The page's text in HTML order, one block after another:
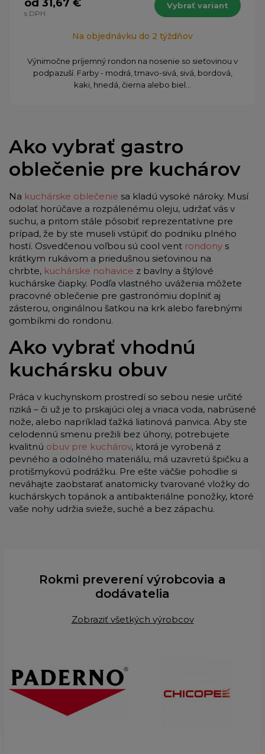
od 31,67 €
s DPH
Vybrať variant
Na objednávku do 2 týždňov
Výnimočne príjemný rondon na nosenie so sieťovinou v
podpazuší. Farby - modrá, tmavo-sivá, sivá, bordová,
kaki, hnedá, čierna alebo biel...
Ako vybrať gastro
oblečenie pre kuchárov
Na kuchárske oblečenie sa kladú vysoké nároky. Musí
odolať horúčave a rozpálenému oleju, udržať vás v
suchu, a pritom stále pôsobiť reprezentatívne pre
prípad, že by ste museli vstúpiť do podniku plného
hostí. Osvedčenou voľbou sú cool vent rondony s
krátkym rukávom a priedušnou sieťovinou na
chrbte, kuchárske nohavice z bavlny a štýlové
kuchárske čiapky. Podľa vlastného uváženia môžete
pracovné oblečenie pre gastronómiu doplniť aj
zásterou, originálnou šatkou na krk alebo farebnými
gombíkmi do rondonu.
Ako vybrať vhodnú
kuchársku obuv
Práca v kuchynskom prostredí so sebou nesie určité
riziká – či už je to prskajúci olej a vriaca voda, nabrúsené
nože, alebo napríklad ťažká liatinová panvica. Aby ste
celodennú smenu prežili bez úhony, potrebujete
kvalitnú obuv pre kuchárov, ktorá je vyrobená z
pevného a odolného materiálu, má uzavretú špičku a
protišmykovú podrážku. Pre ešte väčšie pohodlie si
neváhajte zaobstarať anatomicky tvarované vložky do
kuchárskych topánok a antibakteriálne ponožky, ktoré
vaše nohy udržia svieže, suché a bez zápachu.
Rokmi preverení výrobcovia a
dodávatelia
Zobraziť všetkých výrobcov